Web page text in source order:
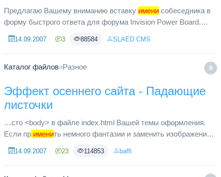
Предлагаю Вашему вниманию вставку имени собеседника в
форму быстрого ответа для форума Invision Power Board.
собеседника в форм...
14.09.2007 3 88584 SLAED CMS
8
Каталог файлов»Разное
Эффект осеннего сайта - Падающие
листочки
…сто <body> в файле index.html Вашей темы оформления.
Если пр именить немного фантазии и заменить изображение
14.09.2007 23 114853 baffi